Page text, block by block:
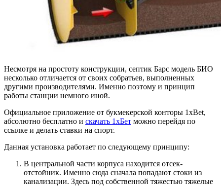
Несмотря на простоту конструкции, септик Барс модель БИО
несколько отличается от своих собратьев, выполненных
другими производителями. Именно поэтому и принцип
работы станции немного иной.
Официальное приложение от букмекерской конторы 1xBet,
абсолютно бесплатно и скачать 1хБет можно перейдя по
ссылке и делать ставки на спорт.
Данная установка работает по следующему принципу:
В центральной части корпуса находится отсек-
отстойник. Именно сюда сначала попадают стоки из
канализации. Здесь под собственной тяжестью тяжелые